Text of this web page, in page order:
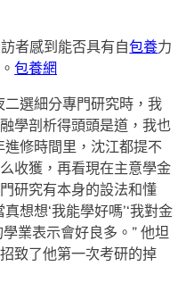
者感到能否具有自包養力
包養網
二選細分專門研究時，我
學剖析得頭頭是道，我也
進修時間里，沈江都提不
收獲，再看現在主意學金
研究有本身的設法和懂
想想‘我能學好嗎’‘我對金
業表示會好良多。” 他坦
致了他第一次考研的掉